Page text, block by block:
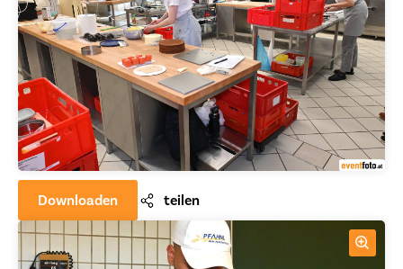
Downloaden teilen